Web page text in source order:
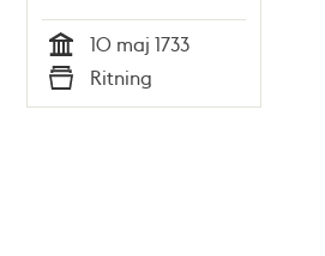
Tid
10 maj 1733
Typ
Ritning